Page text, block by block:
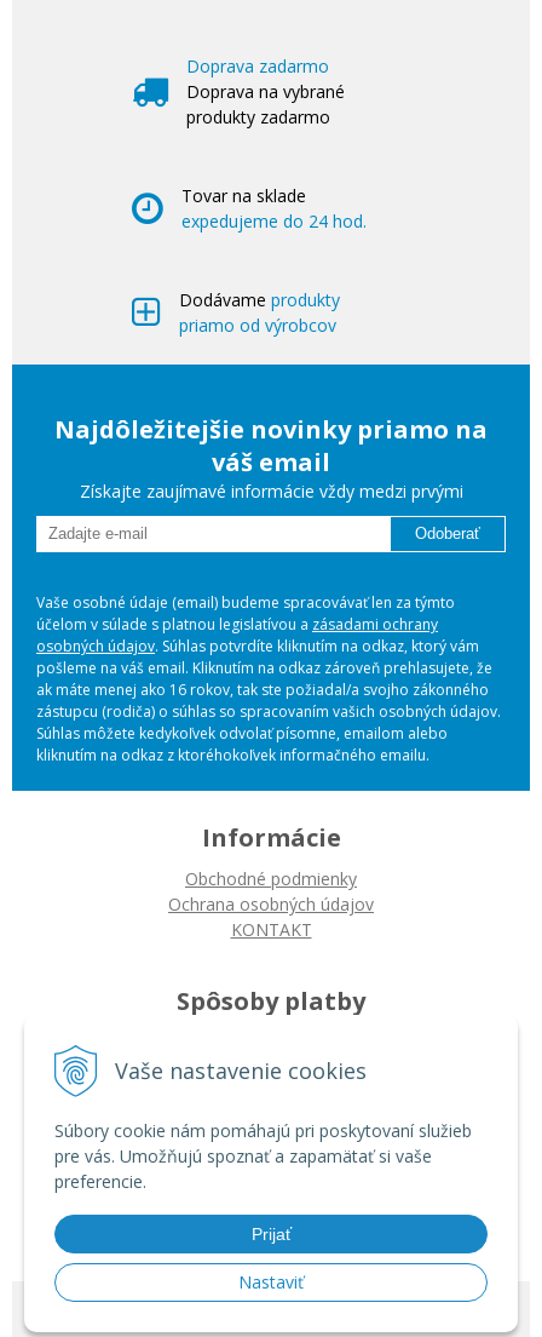
Vaše nastavenie cookies
Súbory cookie nám pomáhajú pri poskytovaní služieb
pre vás. Umožňujú spoznať a zapamätať si vaše
preferencie.
Prijať
Nastaviť
Doprava zadarmo
Doprava na vybrané
produkty zadarmo
Tovar na sklade
expedujeme do 24 hod.
Dodávame produkty
priamo od výrobcov
Najdôležitejšie novinky priamo na
váš email
Získajte zaujímavé informácie vždy medzi prvými
Odoberať
Vaše osobné údaje (email) budeme spracovávať len za týmto
účelom v súlade s platnou legislatívou a zásadami ochrany
osobných údajov. Súhlas potvrdíte kliknutím na odkaz, ktorý vám
pošleme na váš email. Kliknutím na odkaz zároveň prehlasujete, že
ak máte menej ako 16 rokov, tak ste požiadal/a svojho zákonného
zástupcu (rodiča) o súhlas so spracovaním vašich osobných údajov.
Súhlas môžete kedykoľvek odvolať písomne, emailom alebo
kliknutím na odkaz z ktoréhokoľvek informačného emailu.
Informácie
Obchodné podmienky
Ochrana osobných údajov
KONTAKT
Spôsoby platby
Platba bankovým prevodom
Ako nakupovať
Autorizované servisy
© 2026 ARDIN •tvorba eshopu cez UNIobchod,webhostingspoločnosti